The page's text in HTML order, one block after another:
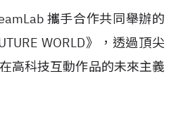
攜手合作共同舉辦的
WORLD》，透過頂尖
高科技互動作品的未來主義